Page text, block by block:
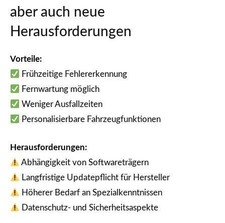
aber auch neue
Herausforderungen
Vorteile:
Frühzeitige Fehlererkennung
Fernwartung möglich
Weniger Ausfallzeiten
Personalisierbare Fahrzeugfunktionen
Herausforderungen:
Abhängigkeit von Softwareträgern
Langfristige Updatepflicht für Hersteller
Höherer Bedarf an Spezialkenntnissen
Datenschutz- und Sicherheitsaspekte